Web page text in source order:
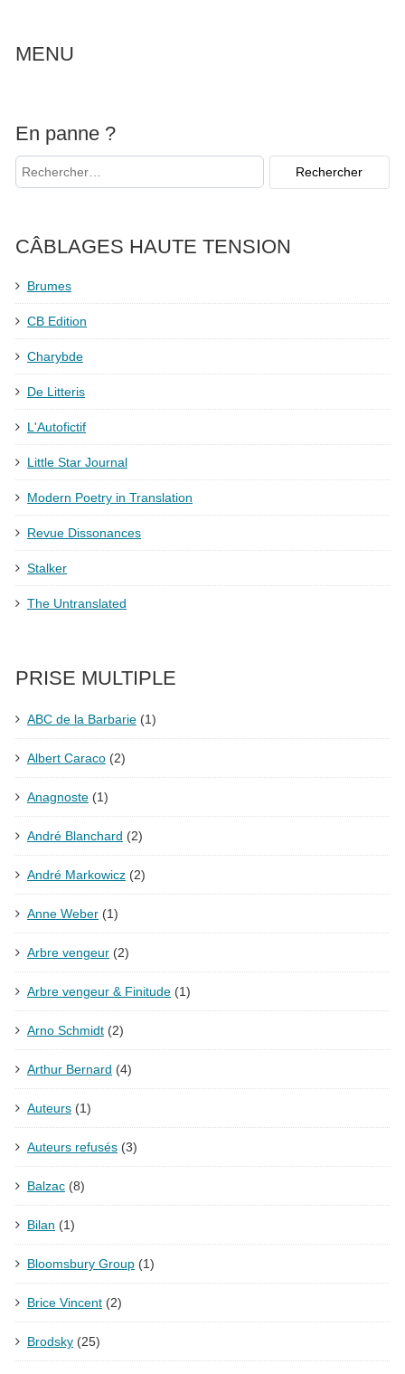
MENU
En panne ?
CÂBLAGES HAUTE TENSION
Brumes
CB Edition
Charybde
De Litteris
L'Autofictif
Little Star Journal
Modern Poetry in Translation
Revue Dissonances
Stalker
The Untranslated
PRISE MULTIPLE
ABC de la Barbarie (1)
Albert Caraco (2)
Anagnoste (1)
André Blanchard (2)
André Markowicz (2)
Anne Weber (1)
Arbre vengeur (2)
Arbre vengeur & Finitude (1)
Arno Schmidt (2)
Arthur Bernard (4)
Auteurs (1)
Auteurs refusés (3)
Balzac (8)
Bilan (1)
Bloomsbury Group (1)
Brice Vincent (2)
Brodsky (25)